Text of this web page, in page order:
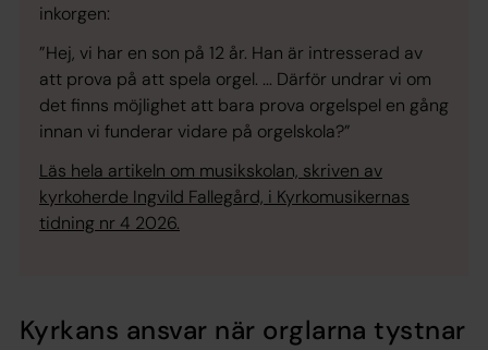
inkorgen:
”Hej, vi har en son på 12 år. Han är intresserad av
att prova på att spela orgel. ... Därför undrar vi om
det finns möjlighet att bara prova orgelspel en gång
innan vi funderar vidare på orgelskola?”
Läs hela artikeln om musikskolan, skriven av
kyrkoherde Ingvild Fallegård, i Kyrkomusikernas
tidning nr 4 2026.
Kyrkans ansvar när orglarna tystnar